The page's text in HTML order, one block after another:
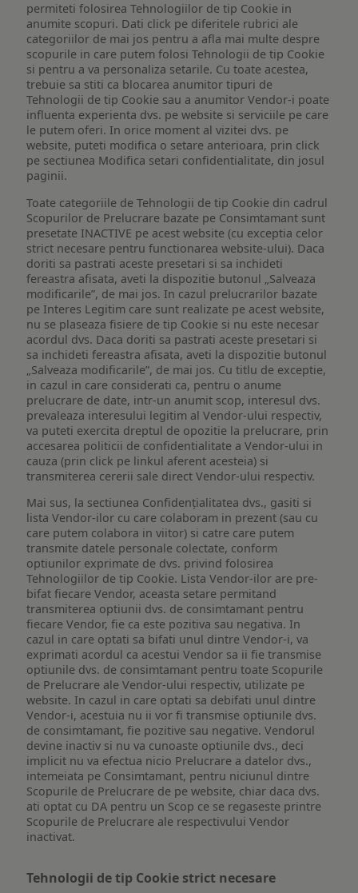
permiteti folosirea Tehnologiilor de tip Cookie in
anumite scopuri. Dati click pe diferitele rubrici ale
categoriilor de mai jos pentru a afla mai multe despre
scopurile in care putem folosi Tehnologii de tip Cookie
si pentru a va personaliza setarile. Cu toate acestea,
trebuie sa stiti ca blocarea anumitor tipuri de
Tehnologii de tip Cookie sau a anumitor Vendor-i poate
influenta experienta dvs. pe website si serviciile pe care
le putem oferi. In orice moment al vizitei dvs. pe
website, puteti modifica o setare anterioara, prin click
pe sectiunea Modifica setari confidentialitate, din josul
paginii.
Toate categoriile de Tehnologii de tip Cookie din cadrul
Scopurilor de Prelucrare bazate pe Consimtamant sunt
presetate INACTIVE pe acest website (cu exceptia celor
strict necesare pentru functionarea website-ului). Daca
doriti sa pastrati aceste presetari si sa inchideti
fereastra afisata, aveti la dispozitie butonul „Salveaza
modificarile”, de mai jos. In cazul prelucrarilor bazate
pe Interes Legitim care sunt realizate pe acest website,
nu se plaseaza fisiere de tip Cookie si nu este necesar
acordul dvs. Daca doriti sa pastrati aceste presetari si
sa inchideti fereastra afisata, aveti la dispozitie butonul
„Salveaza modificarile”, de mai jos. Cu titlu de exceptie,
in cazul in care considerati ca, pentru o anume
prelucrare de date, intr-un anumit scop, interesul dvs.
prevaleaza interesului legitim al Vendor-ului respectiv,
va puteti exercita dreptul de opozitie la prelucrare, prin
accesarea politicii de confidentialitate a Vendor-ului in
cauza (prin click pe linkul aferent acesteia) si
transmiterea cererii sale direct Vendor-ului respectiv.
Mai sus, la sectiunea Confidențialitatea dvs., gasiti si
lista Vendor-ilor cu care colaboram in prezent (sau cu
care putem colabora in viitor) si catre care putem
transmite datele personale colectate, conform
optiunilor exprimate de dvs. privind folosirea
Tehnologiilor de tip Cookie. Lista Vendor-ilor are pre-
bifat fiecare Vendor, aceasta setare permitand
transmiterea optiunii dvs. de consimtamant pentru
fiecare Vendor, fie ca este pozitiva sau negativa. In
cazul in care optati sa bifati unul dintre Vendor-i, va
exprimati acordul ca acestui Vendor sa ii fie transmise
optiunile dvs. de consimtamant pentru toate Scopurile
de Prelucrare ale Vendor-ului respectiv, utilizate pe
website. In cazul in care optati sa debifati unul dintre
Vendor-i, acestuia nu ii vor fi transmise optiunile dvs.
de consimtamant, fie pozitive sau negative. Vendorul
devine inactiv si nu va cunoaste optiunile dvs., deci
implicit nu va efectua nicio Prelucrare a datelor dvs.,
intemeiata pe Consimtamant, pentru niciunul dintre
Scopurile de Prelucrare de pe website, chiar daca dvs.
ati optat cu DA pentru un Scop ce se regaseste printre
Scopurile de Prelucrare ale respectivului Vendor
inactivat.
Tehnologii de tip Cookie strict necesare